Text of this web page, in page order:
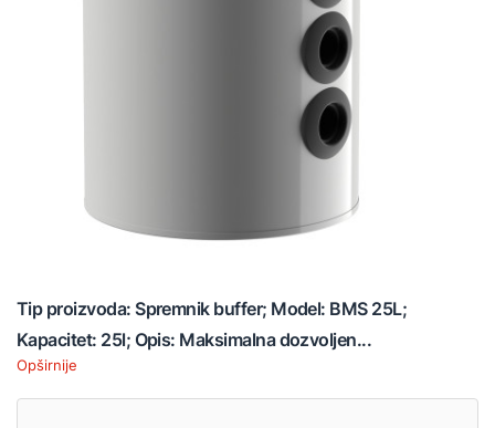
Tip proizvoda: Spremnik buffer; Model: BMS 25L;
Kapacitet: 25l; Opis: Maksimalna dozvoljen...
Opširnije